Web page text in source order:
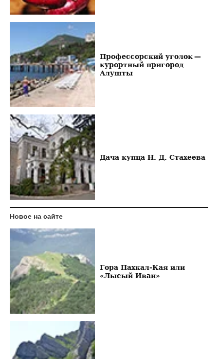
Профессорский уголок —
курортный пригород
Алушты
Дача купца Н. Д. Стахеева
Новое на сайте
Гора Пахкал-Кая или
«Лысый Иван»